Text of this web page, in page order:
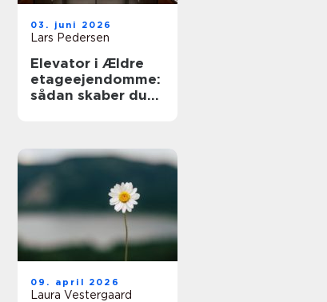
03. juni 2026
Lars Pedersen
Elevator i Ældre
etageejendomme:
sådan skaber du
09. april 2026
Laura Vestergaard